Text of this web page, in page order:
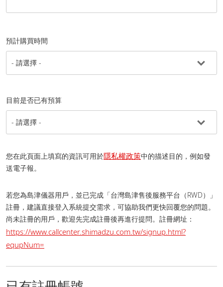
預計購買時間
目前是否已有預算
您在此頁面上填寫的資訊可用於隱私權政策中的描述目的，例如發
送電子報。
若您為島津儀器用戶，並已完成「台灣島津售後服務平台（RWD）」
註冊，建議直接登入系統提交需求，可協助我們更快回覆您的問題。
尚未註冊的用戶，歡迎先完成註冊後再進行提問。 註冊網址：
https://www.callcenter.shimadzu.com.tw/signup.html?
equpNum=